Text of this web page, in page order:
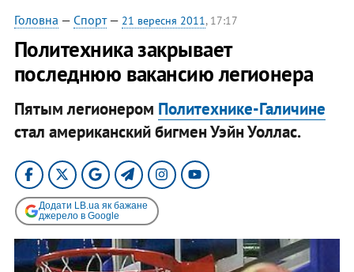
риторику
Головна — Спорт— 21 вересня 2011, 17:17
Политехника закрывает
последнюю вакансию легионера
Пятым легионером Политехнике-Галичине
стал американский бигмен Уэйн Уоллас.
Додати LB.ua як бажане
джерело в Google